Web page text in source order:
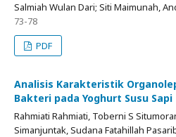
Salmiah Wulan Dari; Siti Maimunah,
73-78
PDF
Analisis Karakteristik
Bakteri pada Yoghurt Susu Sapi
Rahmiati Rahmiati, Toberni S
Simanjuntak, Sudana Fatahillah